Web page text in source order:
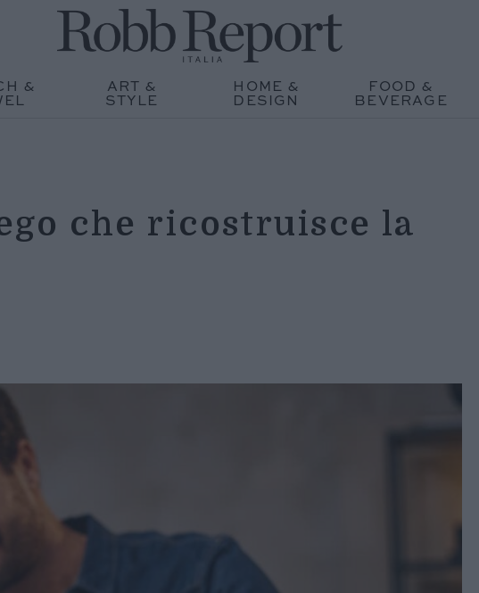
&
ART &
STYLE
HOME &
DESIGN
FOOD &
BEVERAGE
che ricostruisce la